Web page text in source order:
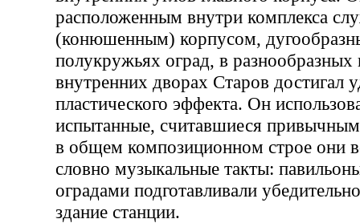
расположенным внутри комплекса
(конюшенным) корпусом,
полукружьях оград, в
внутренних дворах Старов достигал
пластического эффекта. Он
испытанные, считавшиеся
в общем композиционном строе они
словно музыкальные такты:
оградами подготавливали
здание станции.